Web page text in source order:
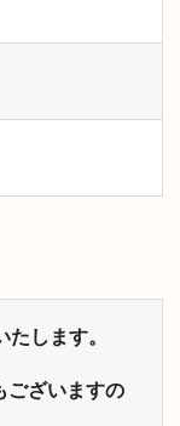
します。
ございますの